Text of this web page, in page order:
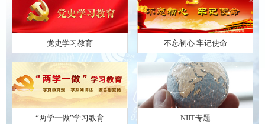
党史学习教育 不忘初心 牢记使命
“两学一做”学习教育 NIIT专题